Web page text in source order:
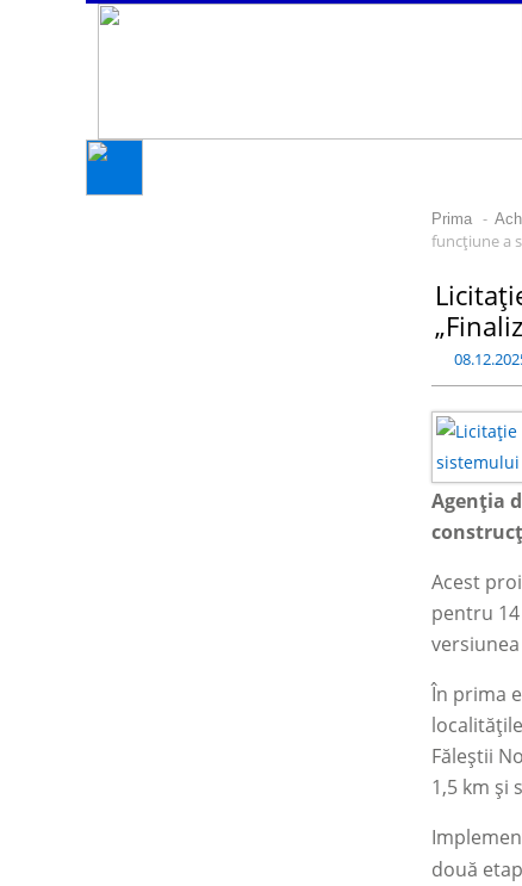
Prima -
funcțiune a
Agenția
Acest
pentru
În prima
Făleștii
1,5 km și
două